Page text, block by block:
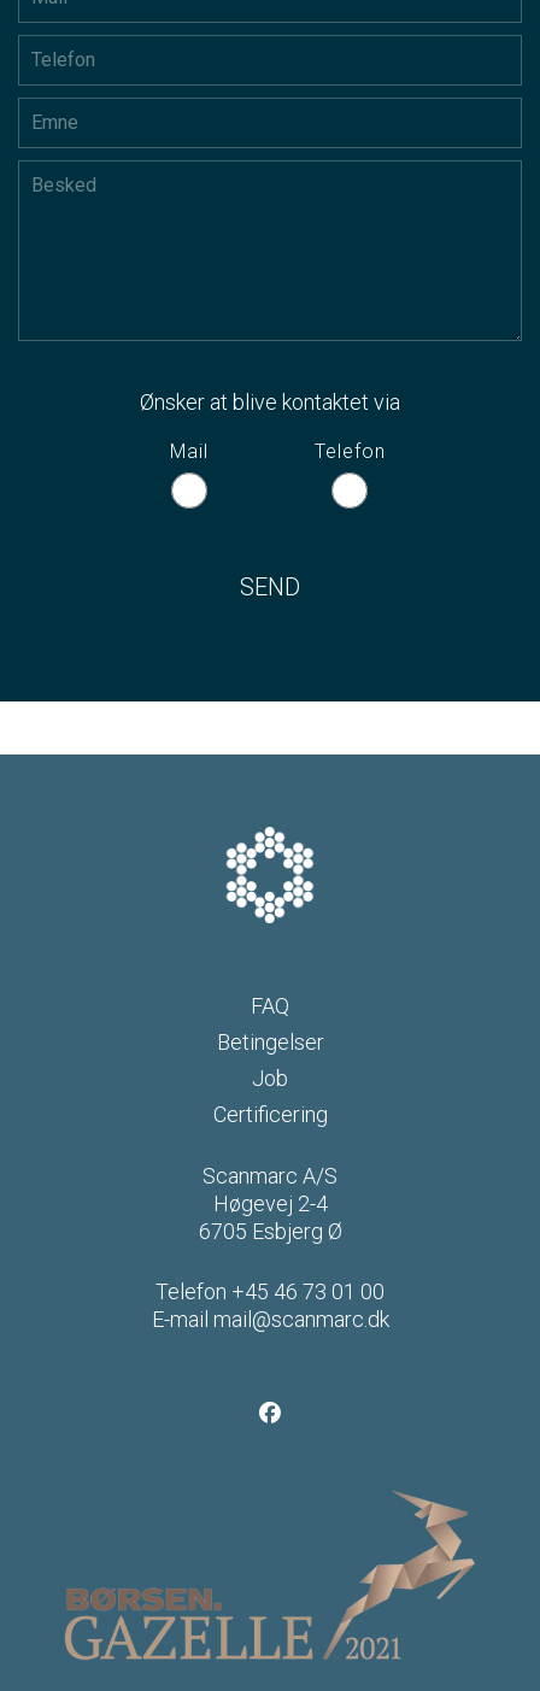
Ønsker at blive kontaktet via
Mail Telefon
FAQ
Betingelser
Job
Certificering
Scanmarc A/S
Høgevej 2-4
6705 Esbjerg Ø
Telefon +45 46 73 01 00
E-mail mail@scanmarc.dk